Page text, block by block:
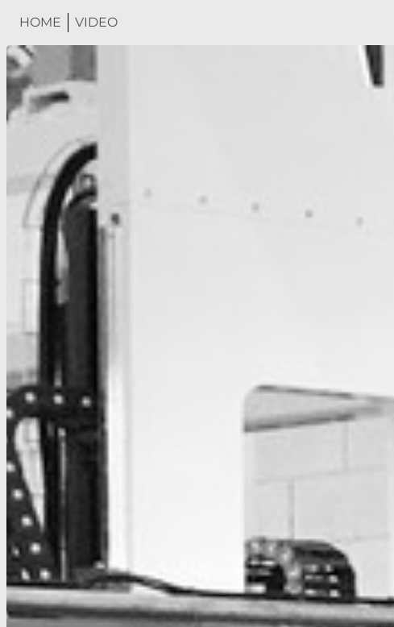
HOME VIDEO